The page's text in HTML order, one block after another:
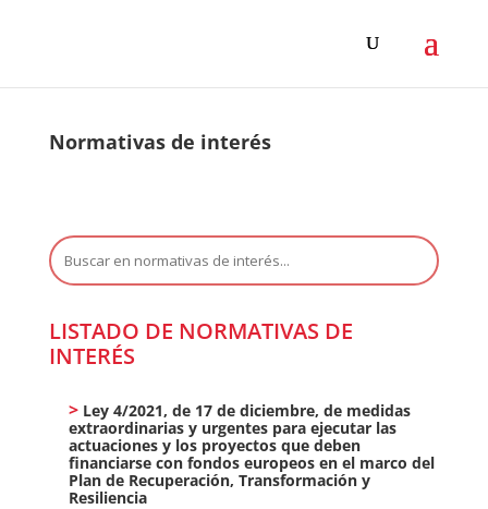
Normativas de interés
Buscar:
LISTADO DE NORMATIVAS DE
INTERÉS
Ley 4/2021, de 17 de diciembre, de medidas
extraordinarias y urgentes para ejecutar las
actuaciones y los proyectos que deben
financiarse con fondos europeos en el marco del
Plan de Recuperación, Transformación y
Resiliencia